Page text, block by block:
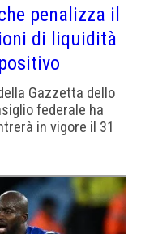
penalizza il
di liquidità
Gazzetta dello
federale ha
in vigore il 31